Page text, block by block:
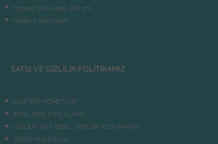
Yapay Muz Ağacı 210 cm
Hedera Sarmaşık
SATIŞ VE GİZLİLİK POLİTİKAMIZ
MÜŞTERİ HİZMETLERİ
İPTAL İADE KOŞULLARI
GİZLİLİK VE KİŞİSEL VERİLERİ KORUNMASI
ÇEREZ POLİTİKASI